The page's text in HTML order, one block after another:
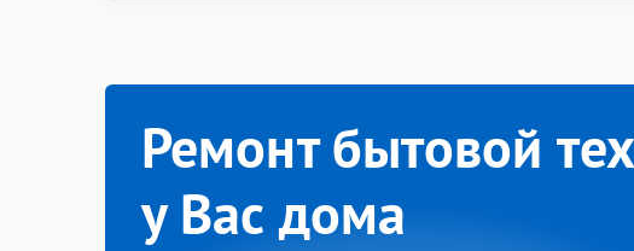
Ремонт бытовой
у Вас дома